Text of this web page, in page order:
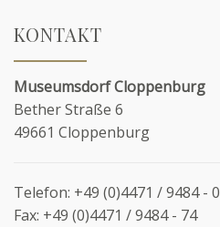
KONTAKT
Museumsdorf Cloppenburg
Bether Straße 6
49661 Cloppenburg
Telefon: +49 (0)4471 / 9484 - 0
Fax: +49 (0)4471 / 9484 - 74